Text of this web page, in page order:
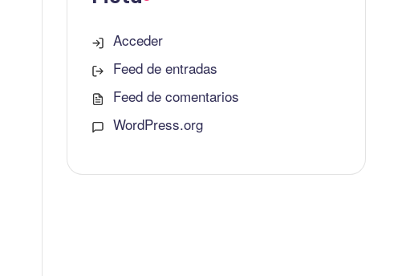
Acceder
Feed de entradas
Feed de comentarios
WordPress.org